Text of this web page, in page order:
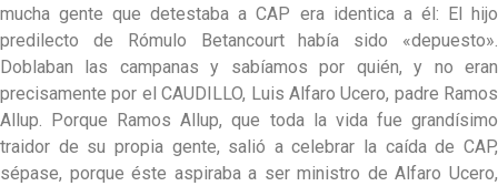
mucha gente que detestaba a CAP era identica a él: El hijo
predilecto de Rómulo Betancourt había sido «depuesto».
Doblaban las campanas y sabíamos por quién, y no eran
precisamente por el CAUDILLO, Luis Alfaro Ucero, padre Ramos
Allup. Porque Ramos Allup, que toda la vida fue grandísimo
traidor de su propia gente, salió a celebrar la caída de CAP,
sépase, porque éste aspiraba a ser ministro de Alfaro Ucero,